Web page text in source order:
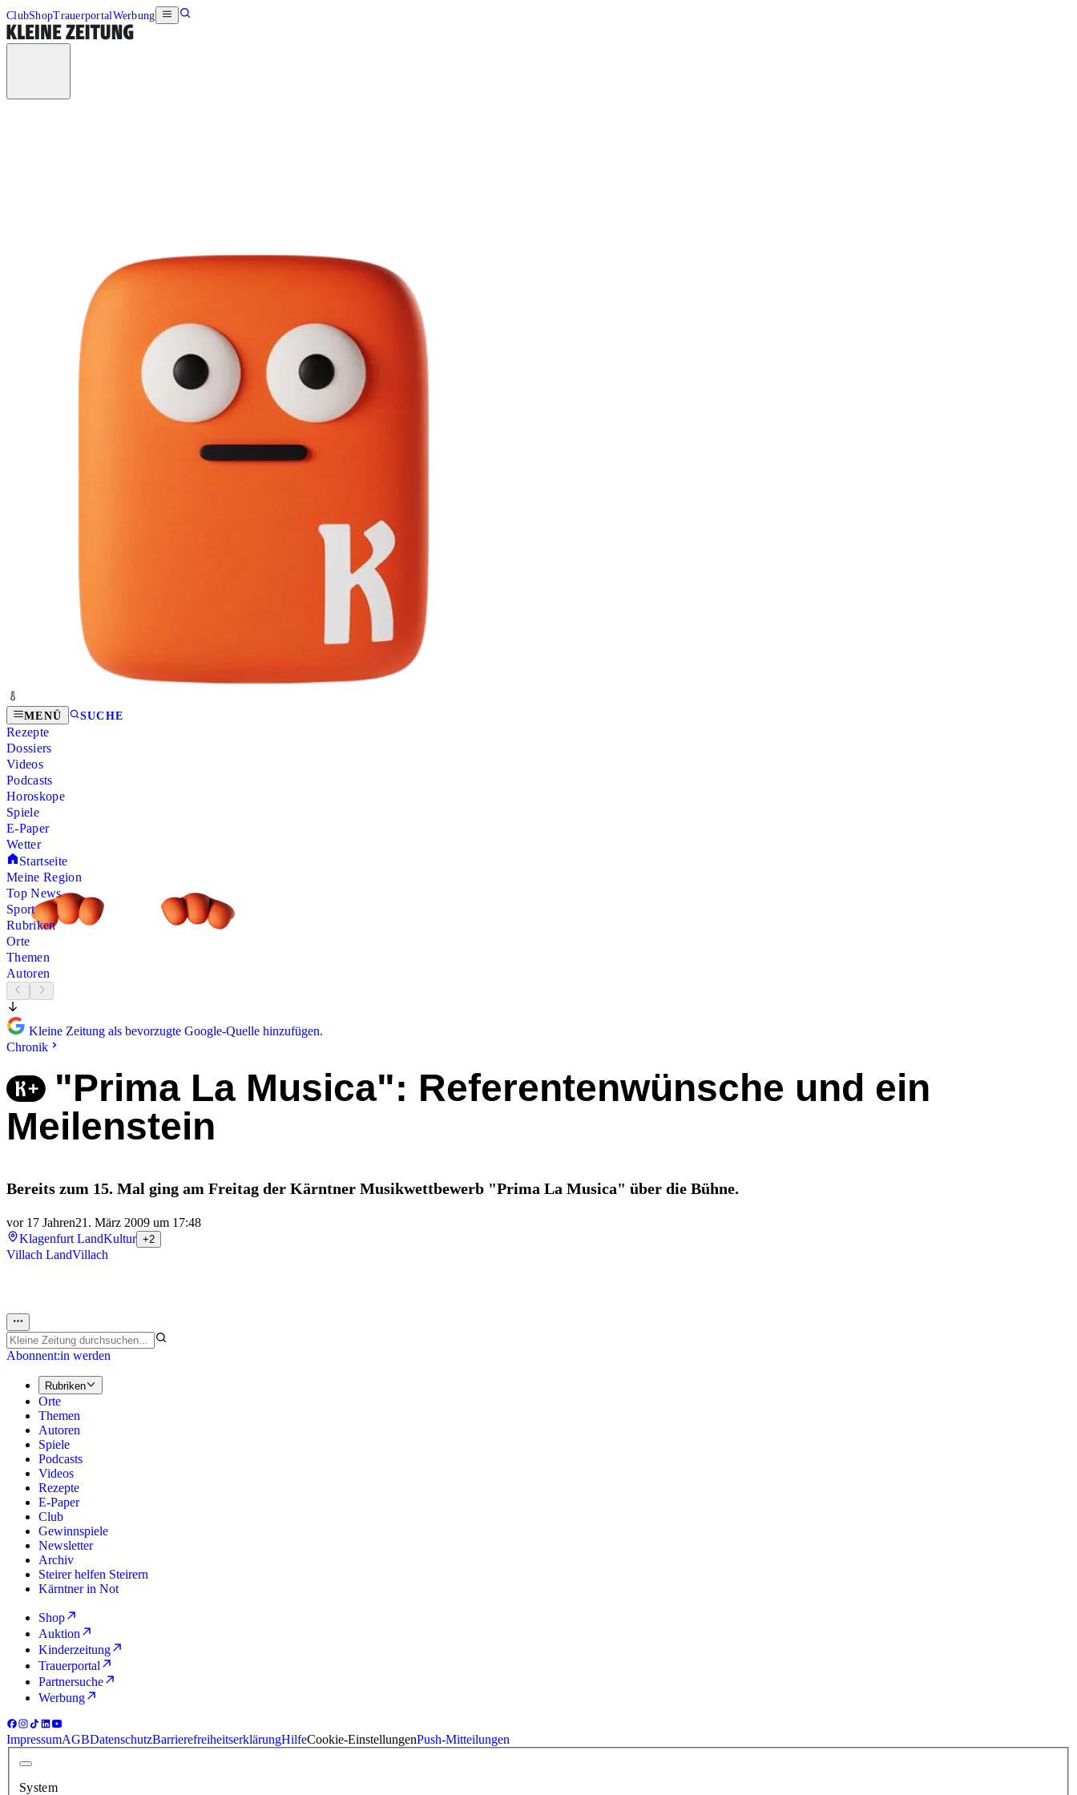
ClubShopTrauerportalWerbung
MENÜ SUCHE
Rezepte
Dossiers
Videos
Podcasts
Horoskope
Spiele
E-Paper
Wetter
Startseite
Meine Region
Top News
Sport
Rubriken
Orte
Themen
Autoren
Kleine Zeitung als bevorzugte Google-Quelle hinzufügen.
Chronik
"Prima La Musica": Referentenwünsche und ein
Meilenstein
Bereits zum 15. Mal ging am Freitag der Kärntner Musikwettbewerb "Prima La Musica" über die Bühne.
vor 17 Jahren21. März 2009 um 17:48
Klagenfurt LandKultur +2
Villach LandVillach
Abonnent:in werden
Rubriken
Orte
Themen
Autoren
Spiele
Podcasts
Videos
Rezepte
E-Paper
Club
Gewinnspiele
Newsletter
Archiv
Steirer helfen Steirern
Kärntner in Not
Shop
Auktion
Kinderzeitung
Trauerportal
Partnersuche
Werbung
ImpressumAGBDatenschutzBarrierefreiheitserklärungHilfeCookie-EinstellungenPush-Mitteilungen
System